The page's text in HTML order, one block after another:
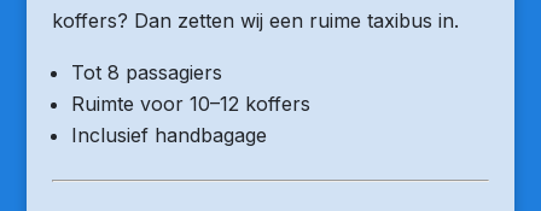
koffers? Dan zetten wij een ruime taxibus in.
Tot 8 passagiers
Ruimte voor 10–12 koffers
Inclusief handbagage